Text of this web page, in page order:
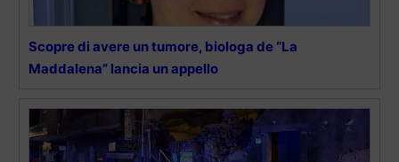
Scopre di avere un tumore, biologa de “La
Maddalena” lancia un appello